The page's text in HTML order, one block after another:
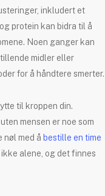
inkludert et
protein kan bidra til å
Noen ganger kan
midler eller
for å håndtere smerter.
til kroppen din.
mensen er noe som
nøl med å bestille en time
alene, og det finnes